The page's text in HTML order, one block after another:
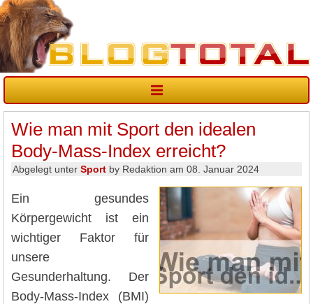
Wie man mit Sport den idealen
Body-Mass-Index erreicht?
Abgelegt unter Sport by Redaktion am 08. Januar 2024
Ein gesundes
Körpergewicht ist ein
wichtiger Faktor für
unsere
Gesunderhaltung. Der
Body-Mass-Index (BMI)